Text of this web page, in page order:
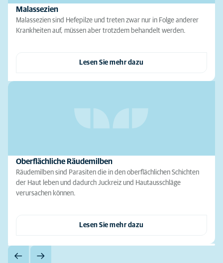
Malassezien
Malassezien sind Hefepilze und treten zwar nur in Folge anderer
Krankheiten auf, müssen aber trotzdem behandelt werden.
Lesen Sie mehr dazu
Oberflächliche Räudemilben
Räudemilben sind Parasiten die in den oberflächlichen Schichten
der Haut leben und dadurch Juckreiz und Hautausschläge
verursachen können.
Lesen Sie mehr dazu